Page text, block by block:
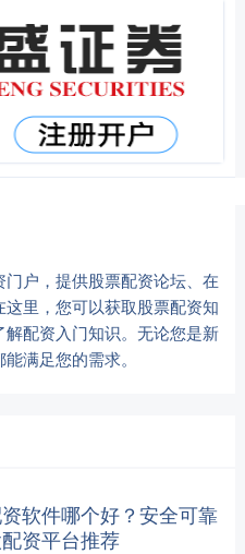
户，提供股票配资论坛、在
里，您可以获取股票配资知
配资入门知识。无论您是新
满足您的需求。
软件哪个好？安全可靠
资平台推荐